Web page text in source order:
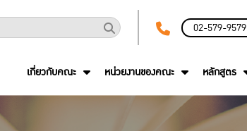
02-579-9579
เกี่ยวกับคณะ หน่วยงานของคณะ หลักสูตร